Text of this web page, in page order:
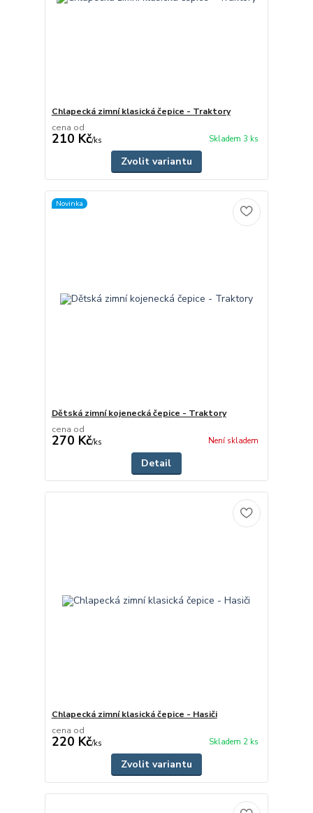
Chlapecká zimní klasická čepice - Traktory
cena od
210 Kč/ks Skladem 3 ks
Zvolit variantu
Novinka
Dětská zimní kojenecká čepice - Traktory
cena od
270 Kč/ks Není skladem
Detail
Chlapecká zimní klasická čepice - Hasiči
cena od
220 Kč/ks Skladem 2 ks
Zvolit variantu